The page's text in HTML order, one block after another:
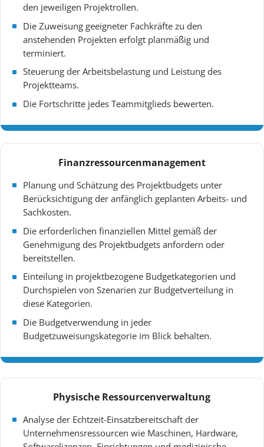
den jeweiligen Projektrollen.
Die Zuweisung geeigneter Fachkräfte zu den
anstehenden Projekten erfolgt planmäßig und
terminiert.
Steuerung der Arbeitsbelastung und Leistung des
Projektteams.
Die Fortschritte jedes Teammitglieds bewerten.
Finanzressourcenmanagement
Planung und Schätzung des Projektbudgets unter
Berücksichtigung der anfänglich geplanten Arbeits- und
Sachkosten.
Die erforderlichen finanziellen Mittel gemäß der
Genehmigung des Projektbudgets anfordern oder
bereitstellen.
Einteilung in projektbezogene Budgetkategorien und
Durchspielen von Szenarien zur Budgetverteilung in
diese Kategorien.
Die Budgetverwendung in jeder
Budgetzuweisungskategorie im Blick behalten.
Physische Ressourcenverwaltung
Analyse der Echtzeit-Einsatzbereitschaft der
Unternehmensressourcen wie Maschinen, Hardware,